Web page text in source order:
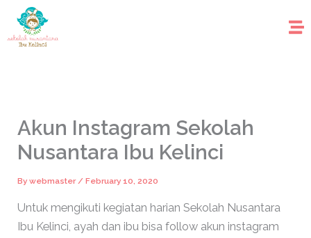
content
Akun Instagram Sekolah
Nusantara Ibu Kelinci
Bywebmaster /February 10, 2020
Untuk mengikuti kegiatan harian Sekolah Nusantara
Ibu Kelinci, ayah dan ibu bisa follow akun instagram